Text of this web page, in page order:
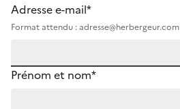
Adresse e-mail*
Format attendu : adresse@herbergeur.com
Prénom et nom*